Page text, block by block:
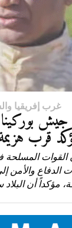
غرب إفريقيا
بوركينا
قرب
المسلحة
الدفاع والأمن
مؤكداً أن